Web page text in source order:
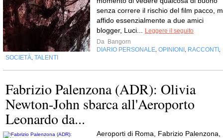
senza correre il rischio del film pacco,
affido essenzialmente a due amici
blogger, Luci...
Leggere il seguito
Da Bangorn
DIARIO PERSONALE OPINIONI RACCONTI
SOCIETÀ TALENTI
Fabrizio Palenzona (ADR): Olivia
Newton-John sbarca all'Aeroporto
Leonardo da...
Aeroporti di Roma, Fabrizio Palenzona,